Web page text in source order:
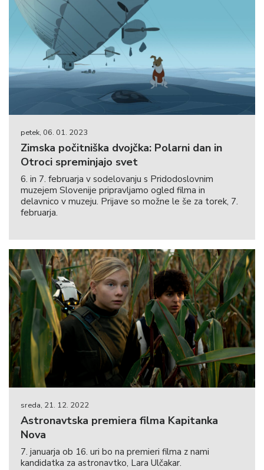
petek, 06. 01. 2023
Zimska počitniška dvojčka: Polarni dan in
Otroci spreminjajo svet
6. in 7. februarja v sodelovanju s Pridodoslovnim
muzejem Slovenije pripravljamo ogled filma in
delavnico v muzeju. Prijave so možne le še za torek, 7.
februarja.
sreda, 21. 12. 2022
Astronavtska premiera filma Kapitanka
Nova
7. januarja ob 16. uri bo na premieri filma z nami
kandidatka za astronavtko, Lara Ulčakar.